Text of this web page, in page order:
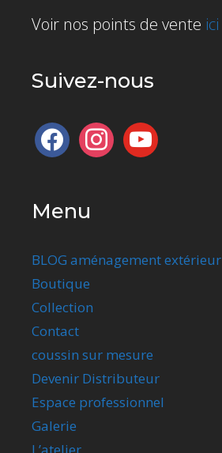
Voir nos points de vente ici
Suivez-nous
facebookinstagramyoutube
Menu
BLOG aménagement extérieur
Boutique
Collection
Contact
coussin sur mesure
Devenir Distributeur
Espace professionnel
Galerie
L’atelier